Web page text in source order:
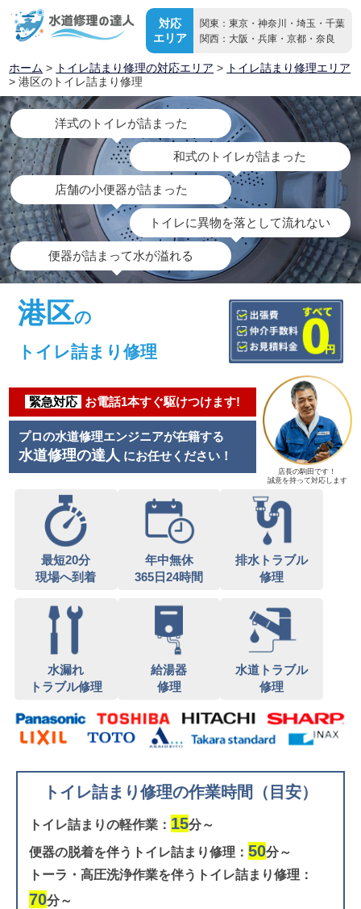
対応
エリア
関東：東京・神奈川・埼玉・千葉
関西：大阪・兵庫・京都・奈良
ホーム > トイレ詰まり修理の対応エリア > トイレ詰まり修理エリア
> 港区のトイレ詰まり修理
洋式のトイレが詰まった
和式のトイレが詰まった
店舗の小便器が詰まった
トイレに異物を落として流れない
便器が詰まって水が溢れる
港区の
トイレ詰まり修理
緊急対応 お電話1本すぐ駆けつけます!
プロの水道修理エンジニアが在籍する
水道修理の達人 にお任せください！
店長の駒田です！
誠意を持って対応します
最短20分
現場へ到着
年中無休
365日24時間
排水トラブル
修理
水漏れ
トラブル修理
給湯器
修理
水道トラブル
修理
トイレ詰まり修理の作業時間（目安）
トイレ詰まりの軽作業： 15分～
便器の脱着を伴うトイレ詰まり修理： 50分～
トーラ・高圧洗浄作業を伴うトイレ詰まり修理：
70分～